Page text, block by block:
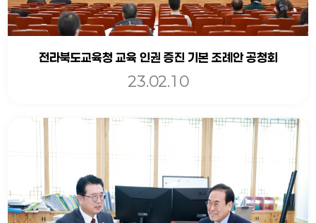
전라북도교육청 교육 인권 증진 기본 조례안 공청회
23.02.10